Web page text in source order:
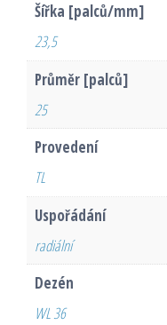
Šířka [palců/mm]
23,5
Průměr [palců]
25
Provedení
TL
Uspořádání
radiální
Dezén
WL 36